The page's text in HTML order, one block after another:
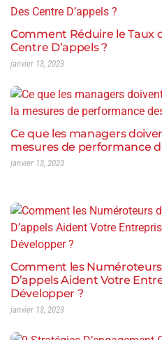
Comment Réduire le Taux
Centre D’appels ?
janvier 13, 2023
Ce que les managers
mesures de performance
janvier 13, 2023
Comment les
D’appels Aident Votre
Développer ?
janvier 13, 2023